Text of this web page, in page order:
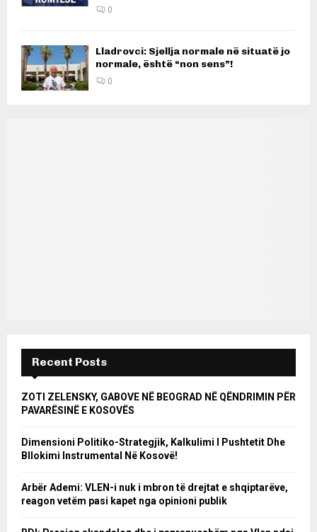
0
Lladrovci: Sjellja normale në situatë jo
normale, është “non sens”!
0
Recent Posts
ZOTI ZELENSKY, GABOVE NË BEOGRAD NË QËNDRIMIN PËR
PAVARËSINË E KOSOVËS
Dimensioni Politiko-Strategjik, Kalkulimi I Pushtetit Dhe
Bllokimi Instrumental Në Kosovë!
Arbër Ademi: VLEN-i nuk i mbron të drejtat e shqiptarëve,
reagon vetëm pasi kapet nga opinioni publik